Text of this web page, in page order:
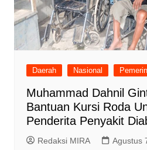
Daerah Nasional
Muhammad Dahnil
Bantuan Kursi Roda
Penderita Penyakit
Redaksi MIRA Agustus